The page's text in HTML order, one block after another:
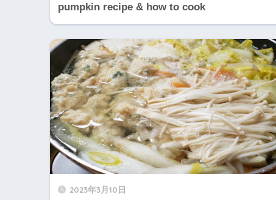
pumpkin recipe & how to cook
2023年3月10日